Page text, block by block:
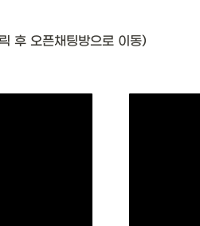
후 오픈채팅방으로 이동)